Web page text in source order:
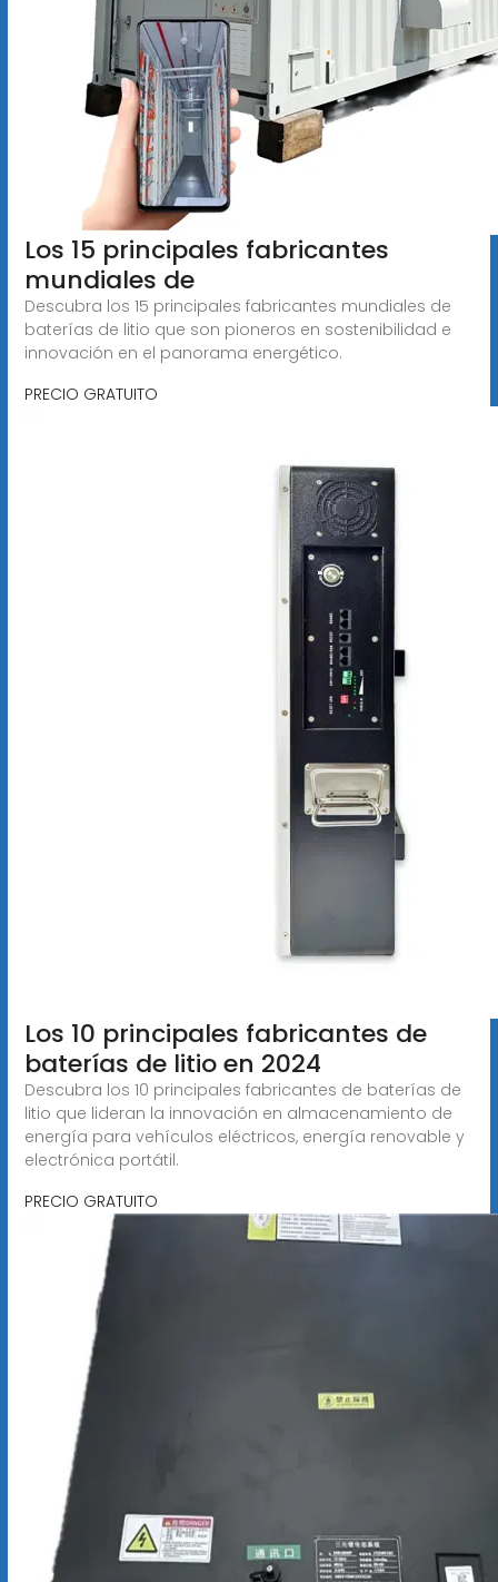
Los 15 principales fabricantes
mundiales de
Descubra los 15 principales fabricantes mundiales de
baterías de litio que son pioneros en sostenibilidad e
innovación en el panorama energético.
PRECIO GRATUITO
Los 10 principales fabricantes de
baterías de litio en 2024
Descubra los 10 principales fabricantes de baterías de
litio que lideran la innovación en almacenamiento de
energía para vehículos eléctricos, energía renovable y
electrónica portátil.
PRECIO GRATUITO